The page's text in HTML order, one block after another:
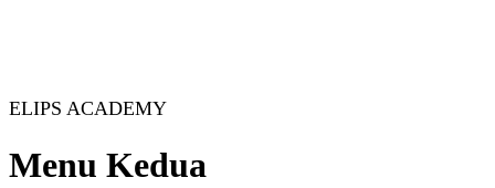
ELIPS ACADEMY
Menu Kedua